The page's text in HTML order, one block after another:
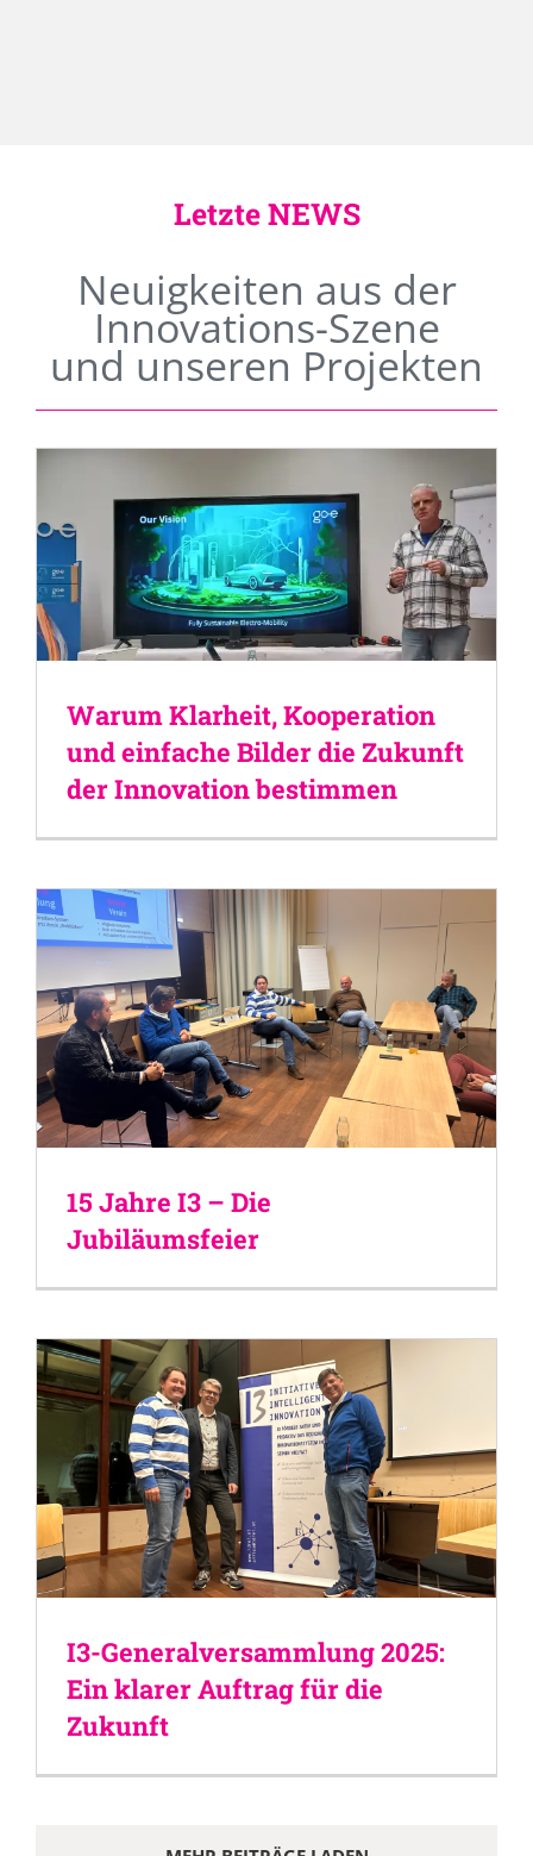
Letzte NEWS
Neuigkeiten aus der
Innovations-Szene
und unseren Projekten
Warum Klarheit, Kooperation
und einfache Bilder die Zukunft
der Innovation bestimmen
15 Jahre I3 – Die
Jubiläumsfeier
I3-Generalversammlung 2025:
Ein klarer Auftrag für die
Zukunft